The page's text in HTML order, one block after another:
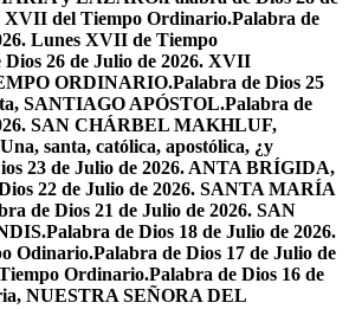
XVII del Tiempo Ordinario.Palabra de
Lunes XVII de Tiempo
Dios 26 de Julio de 2026. XVII
ORDINARIO.Palabra de Dios 25
SANTIAGO APÓSTOL.Palabra de
SAN CHÁRBEL MAKHLUF,
santa, católica, apostólica, ¿y
23 de Julio de 2026. ANTA BRÍGIDA,
22 de Julio de 2026. SANTA MARÍA
de Dios 21 de Julio de 2026. SAN
Palabra de Dios 18 de Julio de 2026.
Odinario.Palabra de Dios 17 de Julio de
Ordinario.Palabra de Dios 16 de
NUESTRA SEÑORA DEL